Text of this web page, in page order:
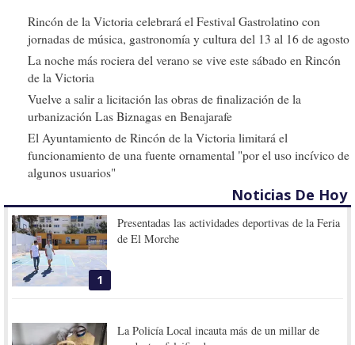
Rincón de la Victoria celebrará el Festival Gastrolatino con
jornadas de música, gastronomía y cultura del 13 al 16 de agosto
La noche más rociera del verano se vive este sábado en Rincón
de la Victoria
Vuelve a salir a licitación las obras de finalización de la
urbanización Las Biznagas en Benajarafe
El Ayuntamiento de Rincón de la Victoria limitará el
funcionamiento de una fuente ornamental "por el uso incívico de
algunos usuarios"
Noticias De Hoy
1
Presentadas las actividades deportivas de la Feria
de El Morche
La Policía Local incauta más de un millar de